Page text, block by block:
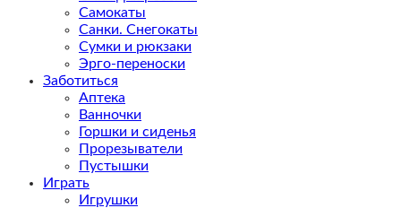
Самокаты
Санки. Снегокаты
Сумки и рюкзаки
Эрго-переноски
Заботиться
Аптека
Ванночки
Горшки и сиденья
Прорезыватели
Пустышки
Играть
Игрушки